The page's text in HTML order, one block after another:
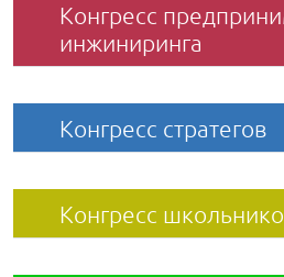
Конгресс
инжиниринга
Конгресс стратегов
Конгресс